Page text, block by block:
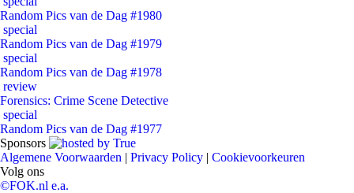
Random Pics van de Dag #1980
special
Random Pics van de Dag #1979
special
Random Pics van de Dag #1978
review
Forensics: Crime Scene Detective
special
Random Pics van de Dag #1977
Sponsors
Algemene Voorwaarden | Privacy Policy | Cookievoorkeuren
Volg ons
©FOK.nl e.a.